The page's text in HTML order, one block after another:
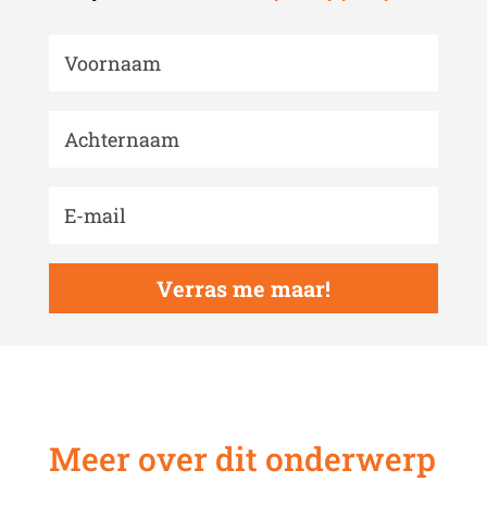
Verras me maar!
Meer over dit onderwerp